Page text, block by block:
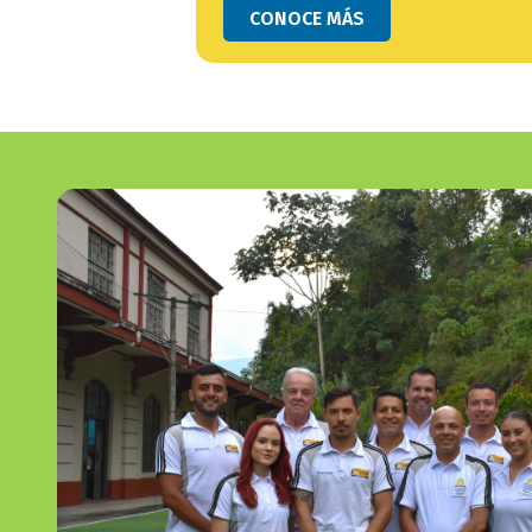
button
bloque
CONOCE MÁS
bloque
texto-
imagen_imagen